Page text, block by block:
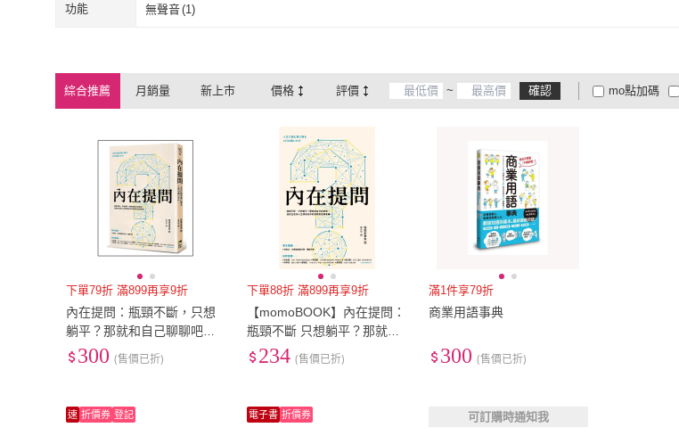
平裝(1
功能 無聲音(1)
綜合推薦 月銷量 新上市 價格 評價 ~ 確認 mo點加碼
大家電安心配
下單79折 滿899再享9折
內在提問：瓶頸不斷，只想
躺平？那就和自己聊聊吧！
送給正在為人生煩惱的你的
自我對話解憂書
300 (售價已折)
速 折價券 登記
下單88折 滿899再享9折
【momoBOOK】內在提問：
瓶頸不斷 只想躺平？那就和
自己聊聊吧！送給正在為人
生煩惱的你的自我(電子書)
234 (售價已折)
電子書 折價券
滿1件享79折
商業用語事典
300 (售價已折)
可訂購時通知我